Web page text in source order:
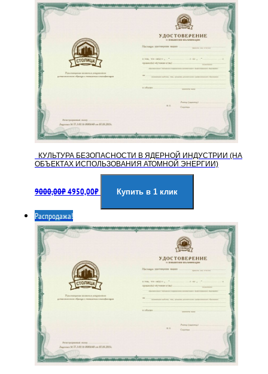
КУЛЬТУРА БЕЗОПАСНОСТИ В ЯДЕРНОЙ ИНДУСТРИИ (НА
ОБЪЕКТАХ ИСПОЛЬЗОВАНИЯ АТОМНОЙ ЭНЕРГИИ)
9000,00₽цена
9000,00₽.
4950,00₽цена:
Купить в 1 клик
Распродажа!